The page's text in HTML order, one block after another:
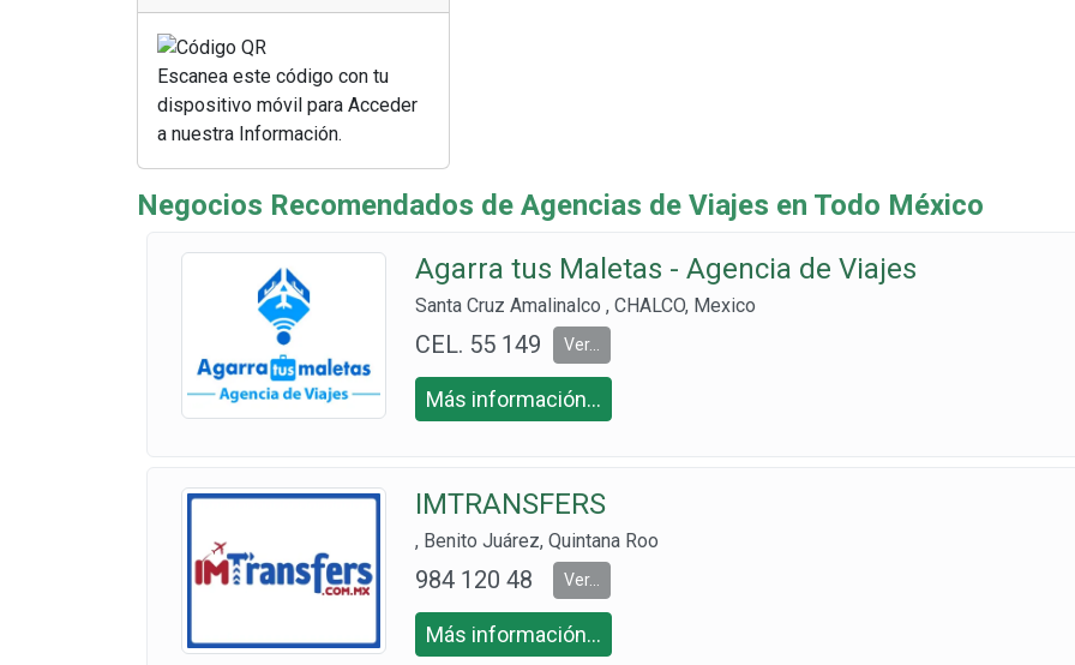
Escanea este código con tu
dispositivo móvil para Acceder
a nuestra Información.
Negocios Recomendados de Agencias de Viajes en Todo México
Agarra tus Maletas - Agencia de Viajes
Santa Cruz Amalinalco , CHALCO, Mexico
CEL. 55 149
7 1797 y 55
3672 8913
Ver...
Más información...
IMTRANSFERS
, Benito Juárez, Quintana Roo
984 120 48
95 y 984 13
0 2950
Ver...
Más información...